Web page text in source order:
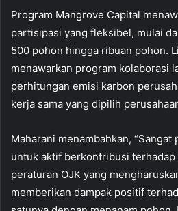
Program Mangrove Capital
partisipasi yang fleksibel, mulai
500 pohon hingga ribuan pohon.
menawarkan program kolaborasi
perhitungan emisi karbon
kerja sama yang dipilih
Maharani menambahkan,
untuk aktif berkontribusi terhadap
peraturan OJK yang
memberikan dampak positif